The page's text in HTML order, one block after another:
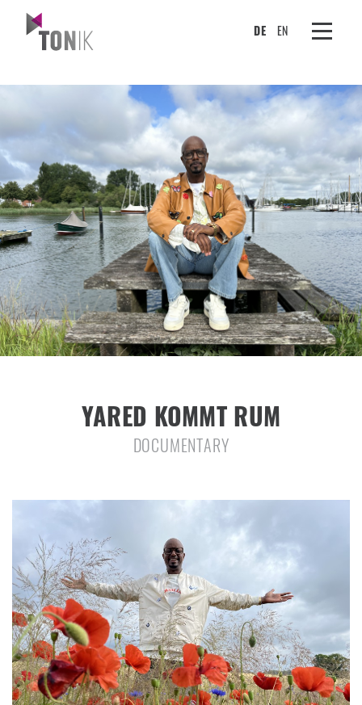
DE EN
YARED KOMMT RUM
DOCUMENTARY